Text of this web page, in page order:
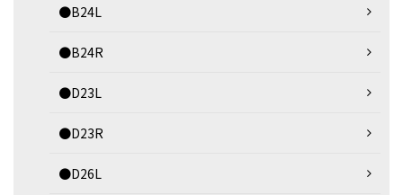
●B24L
●B24R
●D23L
●D23R
●D26L